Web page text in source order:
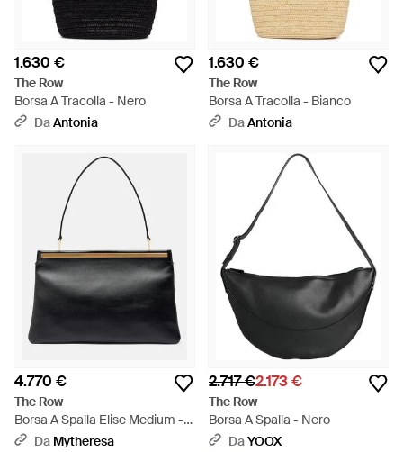
1.630 €
The Row
Borsa A Tracolla - Nero
DaAntonia
1.630 €
The Row
Borsa A Tracolla - Bianco
DaAntonia
4.770 €
The Row
Borsa A Spalla Elise Medium -
NeroDa Mytheresa
2.717 €2.173 €
The Row
Borsa A Spalla - Nero
DaYOOX